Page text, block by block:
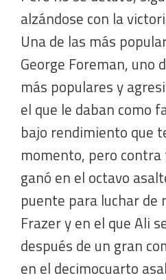
alzándose con la
Una de las más
George Foreman, uno
más populares y
el que le daban como
bajo rendimiento que
momento, pero
ganó en el octavo
puente para luchar de
Frazer y en el que Ali
después de un gran
en el decimocuarto